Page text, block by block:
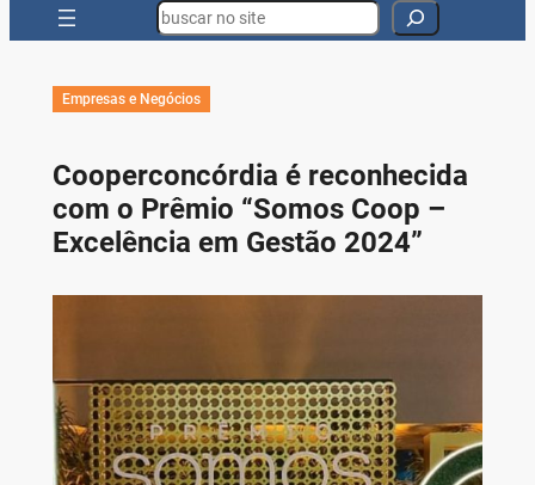
Search
Empresas e Negócios
Cooperconcórdia é reconhecida
com o Prêmio “Somos Coop –
Excelência em Gestão 2024”